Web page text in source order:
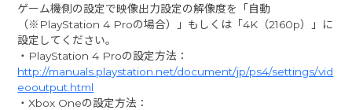
ゲーム機側の設定で映像出力設定の解像度を「自動
（※PlayStation 4 Proの場合）」もしくは「4K（2160p）」に
設定してください。
・PlayStation 4 Proの設定方法：
http://manuals.playstation.net/document/jp/ps4/settings/vid
eooutput.html
・Xbox Oneの設定方法：